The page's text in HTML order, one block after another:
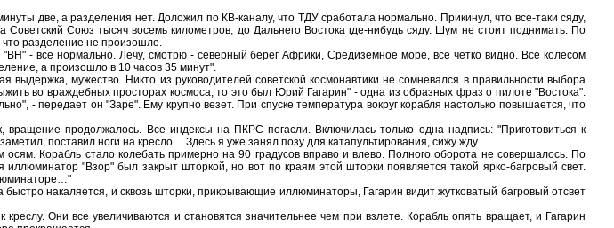
две, а разделения нет. Доложил по КВ-каналу, что ТДУ сработала нормально. Прикинул, что все-таки сяду,
Союз тысяч восемь километров, до Дальнего Востока где-нибудь сяду. Шум не стоит поднимать. По
разделение не произошло.
- все нормально. Лечу, смотрю - северный берег Африки, Средиземное море, все четко видно. Все колесом
а произошло в 10 часов 35 минут".
мужество. Никто из руководителей советской космонавтики не сомневался в правильности выбора
во враждебных просторах космоса, то это был Юрий Гагарин" - одна из образных фраз о пилоте "Востока".
- передает он "Заре". Ему крупно везет. При спуске температура вокруг корабля настолько повышается, что
продолжалось. Все индексы на ПКРС погасли. Включилась только одна надпись: "Приготовиться к
поставил ноги на кресло… Здесь я уже занял позу для катапультирования, сижу жду.
Корабль стало колебать примерно на 90 градусов вправо и влево. Полного оборота не совершалось. По
"Взор" был закрыт шторкой, но вот по краям этой шторки появляется такой ярко-багровый свет.
накаляется, и сквозь шторки, прикрывающие иллюминаторы, Гагарин видит жутковатый багровый отсвет
Они все увеличиваются и становятся значительнее чем при взлете. Корабль опять вращает, и Гагарин